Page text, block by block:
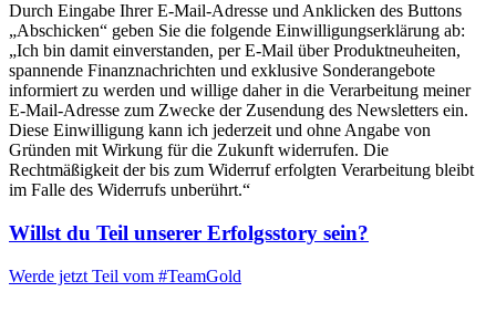
Durch Eingabe Ihrer E-Mail-Adresse und Anklicken des Buttons
„Abschicken“ geben Sie die folgende Einwilligungserklärung ab:
„Ich bin damit einverstanden, per E-Mail über Produktneuheiten,
spannende Finanznachrichten und exklusive Sonderangebote
informiert zu werden und willige daher in die Verarbeitung meiner
E-Mail-Adresse zum Zwecke der Zusendung des Newsletters ein.
Diese Einwilligung kann ich jederzeit und ohne Angabe von
Gründen mit Wirkung für die Zukunft widerrufen. Die
Rechtmäßigkeit der bis zum Widerruf erfolgten Verarbeitung bleibt
im Falle des Widerrufs unberührt.“
Willst du Teil unserer Erfolgsstory sein?
Werde jetzt Teil vom #TeamGold